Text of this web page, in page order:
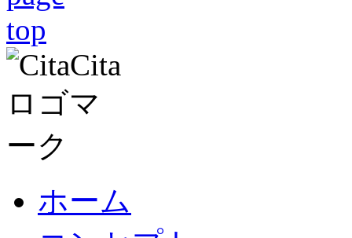
ホーム